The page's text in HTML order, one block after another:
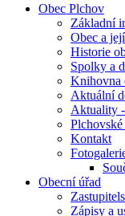
Obec Plchov
Základní
Obec a
Historie
Spolky a
Knihovna
Aktuální
Aktuality
Kontakt
Obecní úřad
Zápisy a